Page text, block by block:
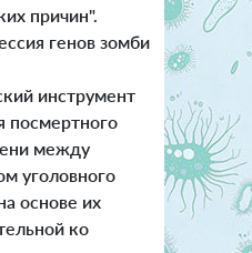
причин".
генов зомби
инструмент
посмертного
между
уголовного
основе их
ко